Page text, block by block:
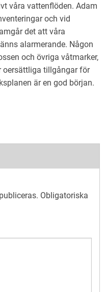
våra vattenflöden. Adam
och vid
det att våra
alarmerande. Någon
och övriga våtmarker,
oersättliga tillgångar för
är en god början.
Obligatoriska